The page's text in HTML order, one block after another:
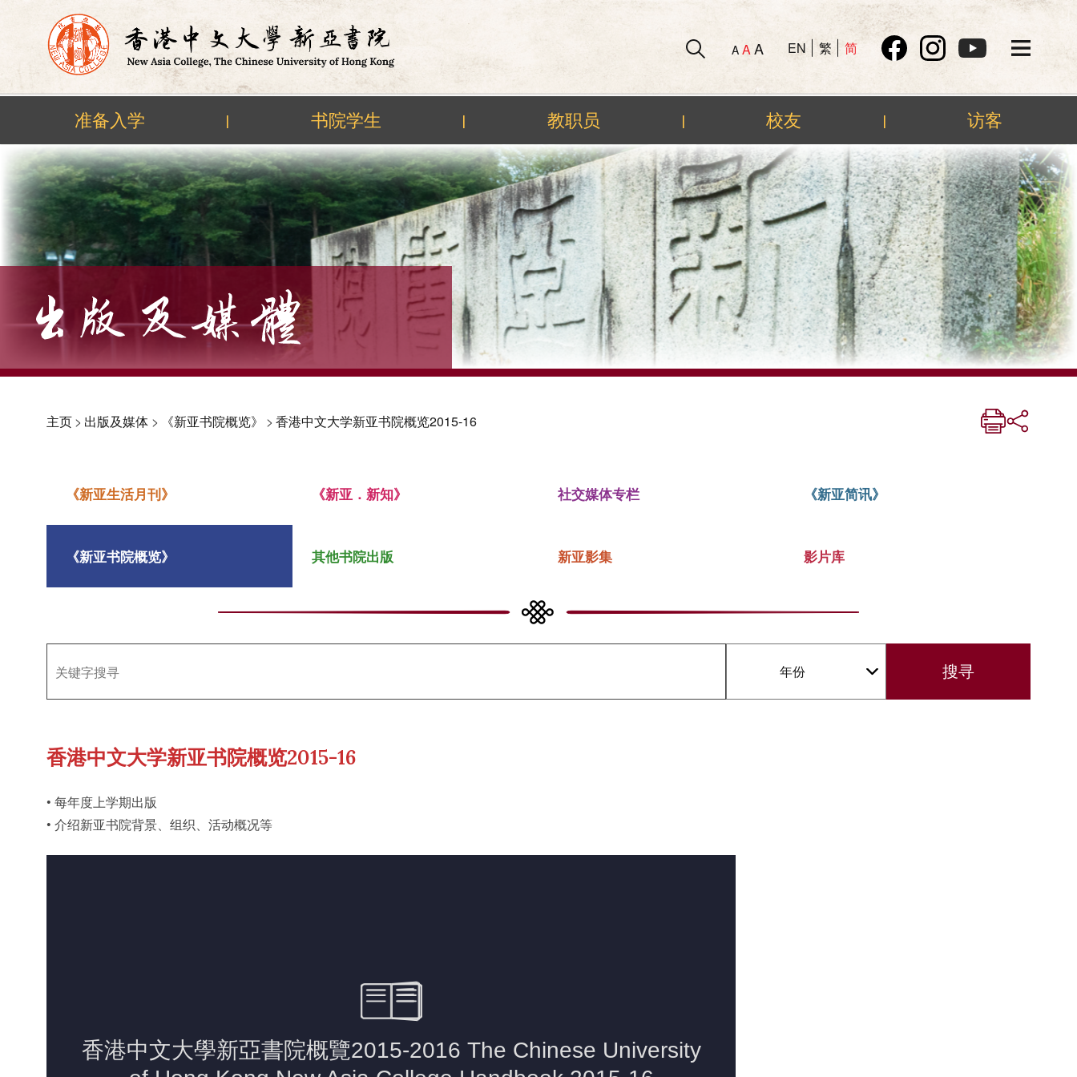
Skip
content
A AA EN 繁 简
准备入学 | 书院学生 | 教职员 | 校友 | 访客
主页> 出版及媒体 > 《新亚书院概览》 > 香港中文大学新亚书院概览2015-16
《新亚生活月刊》 《新亚．新知》 社交媒体专栏 《新亚简讯》
《新亚书院概览》 其他书院出版 新亚影集 影片库
年份
香港中文大学新亚书院概览2015-16
• 每年度上学期出版
• 介绍新亚书院背景、组织、活动概况等